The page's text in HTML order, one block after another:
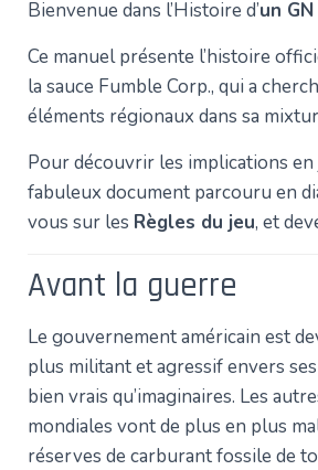
Bienvenue dans l’Histoire d’un
Ce manuel présente l’histoire
la sauce Fumble Corp., qui a
éléments régionaux dans sa
Pour découvrir les implications en
fabuleux document parcouru en
vous sur les Règles du jeu, et
Avant la guerre
Le gouvernement américain est
plus militant et agressif envers
bien vrais qu’imaginaires. Les
mondiales vont de plus en plus
réserves de carburant fossile de